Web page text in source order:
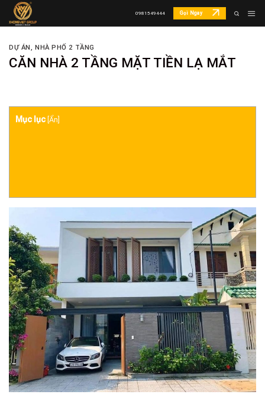
Skip
0981549444 Gọi Ngay
DỰ ÁN, NHÀ PHỐ 2 TẦNG
CĂN NHÀ 2 TẦNG MẶT TIỀN LẠ MẮT
Mục lục Ẩn